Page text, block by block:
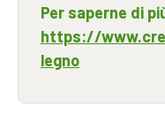
Per saperne di
https://
legno